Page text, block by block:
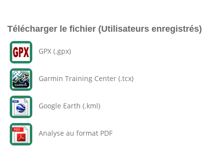
Télécharger le fichier (Utilisateurs enregistrés)
GPX (.gpx)
Garmin Training Center (.tcx)
Google Earth (.kml)
Analyse au format PDF